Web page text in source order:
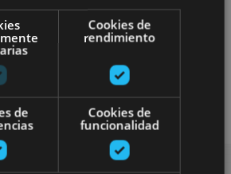
Otros
Cookies de
rendimiento
de
Cookies de
funcionalidad